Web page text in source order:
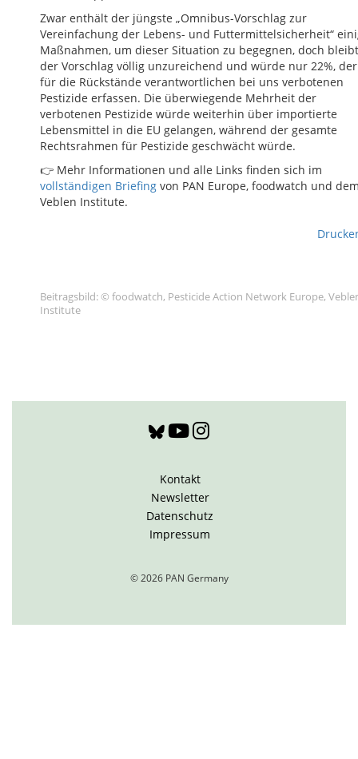
Zwar enthält der jüngste „Omnibus-Vorschlag zur
Vereinfachung der Lebens- und Futtermittelsicherheit“
Maßnahmen, um dieser Situation zu begegnen, doch bleibt
der Vorschlag völlig unzureichend und würde nur 22%, der
für die Rückstände verantwortlichen bei uns verbotenen
Pestizide erfassen. Die überwiegende Mehrheit der
verbotenen Pestizide würde weiterhin über importierte
Lebensmittel in die EU gelangen, während der gesamte
Rechtsrahmen für Pestizide geschwächt würde.
👉 Mehr Informationen und alle Links finden sich im
vollständigen Briefing von PAN Europe, foodwatch und
Veblen Institute.
Beitragsbild: © foodwatch, Pesticide Action Network Europe,
Institute
Kontakt
Newsletter
Datenschutz
Impressum
© 2026 PAN Germany